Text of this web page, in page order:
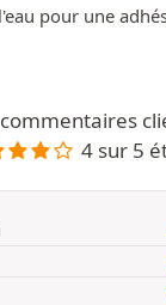
pour une
4 sur 5